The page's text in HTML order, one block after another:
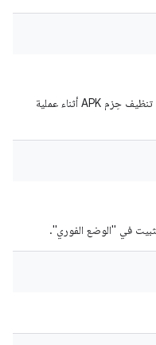
تعرِض هذه السمة القيمة True إذا كان سيتم تنظيف حِزم APK أثناء عملية
في "الوضع الفوري".